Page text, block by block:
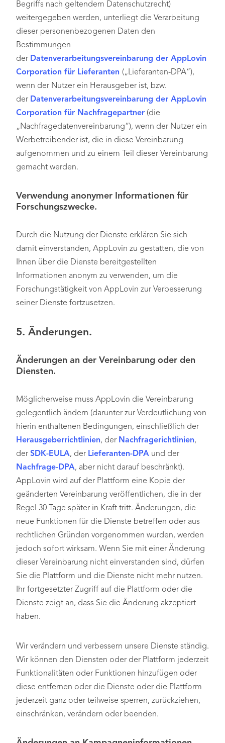
Begriffs nach geltendem Datenschutzrecht)
weitergegeben werden, unterliegt die Verarbeitung
dieser personenbezogenen Daten den
Bestimmungen
der Datenverarbeitungsvereinbarung der AppLovin
Corporation für Lieferanten („Lieferanten-DPA“),
wenn der Nutzer ein Herausgeber ist, bzw.
der Datenverarbeitungsvereinbarung der AppLovin
Corporation für Nachfragepartner (die
„Nachfragedatenvereinbarung“), wenn der Nutzer ein
Werbetreibender ist, die in diese Vereinbarung
aufgenommen und zu einem Teil dieser Vereinbarung
gemacht werden.
Verwendung anonymer Informationen für
Forschungszwecke.
Durch die Nutzung der Dienste erklären Sie sich
damit einverstanden, AppLovin zu gestatten, die von
Ihnen über die Dienste bereitgestellten
Informationen anonym zu verwenden, um die
Forschungstätigkeit von AppLovin zur Verbesserung
seiner Dienste fortzusetzen.
5. Änderungen.
Änderungen an der Vereinbarung oder den
Diensten.
Möglicherweise muss AppLovin die Vereinbarung
gelegentlich ändern (darunter zur Verdeutlichung von
hierin enthaltenen Bedingungen, einschließlich der
Herausgeberrichtlinien, der Nachfragerichtlinien,
der SDK-EULA, der Lieferanten-DPA und der
Nachfrage-DPA, aber nicht darauf beschränkt).
AppLovin wird auf der Plattform eine Kopie der
geänderten Vereinbarung veröffentlichen, die in der
Regel 30 Tage später in Kraft tritt. Änderungen, die
neue Funktionen für die Dienste betreffen oder aus
rechtlichen Gründen vorgenommen wurden, werden
jedoch sofort wirksam. Wenn Sie mit einer Änderung
dieser Vereinbarung nicht einverstanden sind, dürfen
Sie die Plattform und die Dienste nicht mehr nutzen.
Ihr fortgesetzter Zugriff auf die Plattform oder die
Dienste zeigt an, dass Sie die Änderung akzeptiert
haben.
Wir verändern und verbessern unsere Dienste ständig.
Wir können den Diensten oder der Plattform jederzeit
Funktionalitäten oder Funktionen hinzufügen oder
diese entfernen oder die Dienste oder die Plattform
jederzeit ganz oder teilweise sperren, zurückziehen,
einschränken, verändern oder beenden.